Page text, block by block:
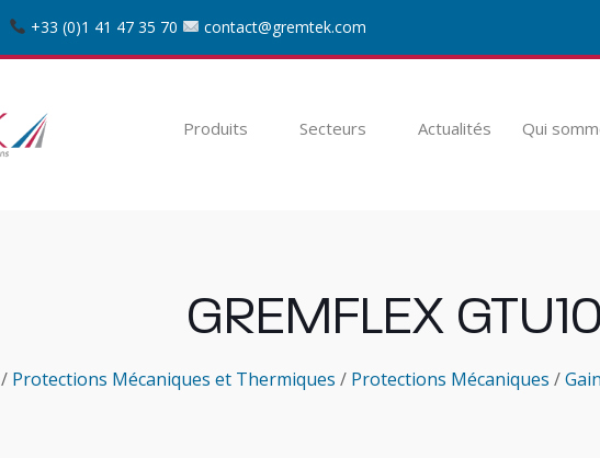
+33 (0)1 41 47 35 70 contact@gremtek.com
Produits Secteurs Actualités Qui
GREMFLEX
/ Protections Mécaniques et Thermiques / Protections Mécaniques /